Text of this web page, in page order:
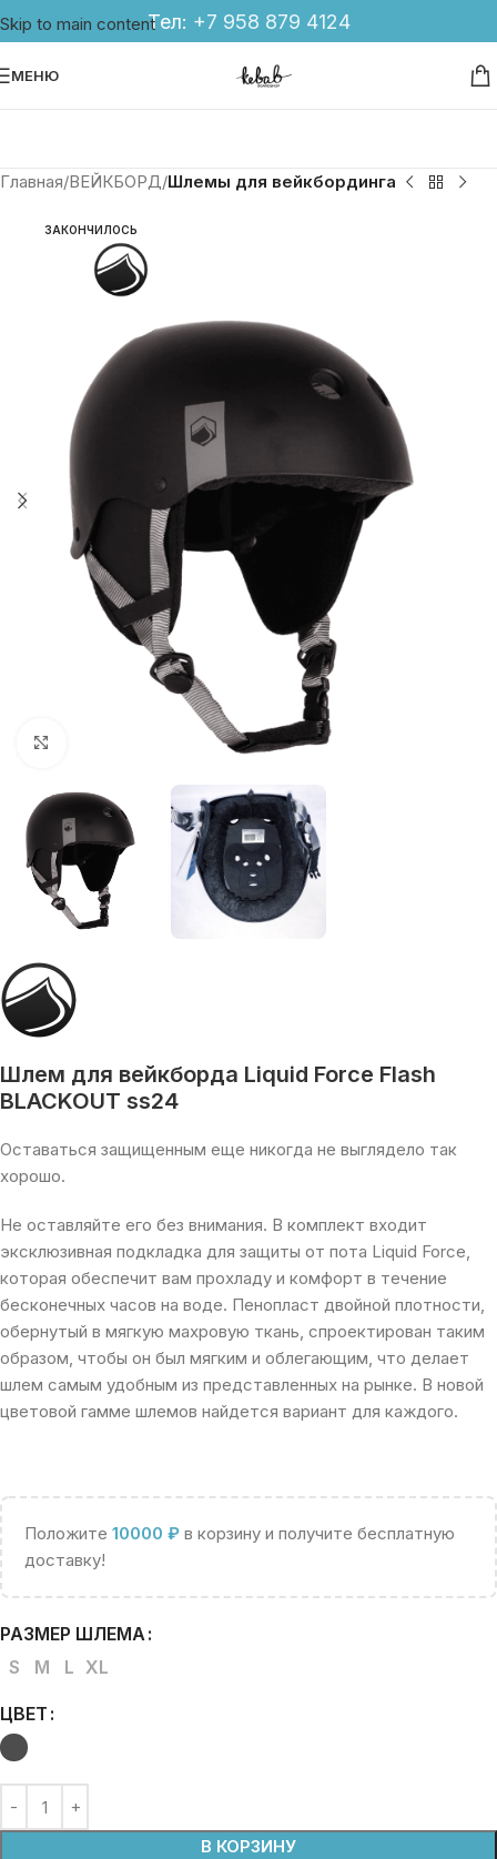
Skip to main contentТел: +7 958 879 4124
МЕНЮ
Главная ВЕЙКБОРД Шлемы для вейкбординга
ЗАКОНЧИЛОСЬ
Шлем для вейкборда Liquid Force Flash
BLACKOUT ss24
Оставаться защищенным еще никогда не выглядело так
хорошо.
Не оставляйте его без внимания. В комплект входит
эксклюзивная подкладка для защиты от пота Liquid Force,
которая обеспечит вам прохладу и комфорт в течение
бесконечных часов на воде. Пенопласт двойной плотности,
обернутый в мягкую махровую ткань, спроектирован таким
образом, чтобы он был мягким и облегающим, что делает
шлем самым удобным из представленных на рынке. В новой
цветовой гамме шлемов найдется вариант для каждого.
Положите 10000 ₽ в корзину и получите бесплатную
доставку!
РАЗМЕР ШЛЕМА
S
M L XL
ЦВЕТ
В КОРЗИНУ